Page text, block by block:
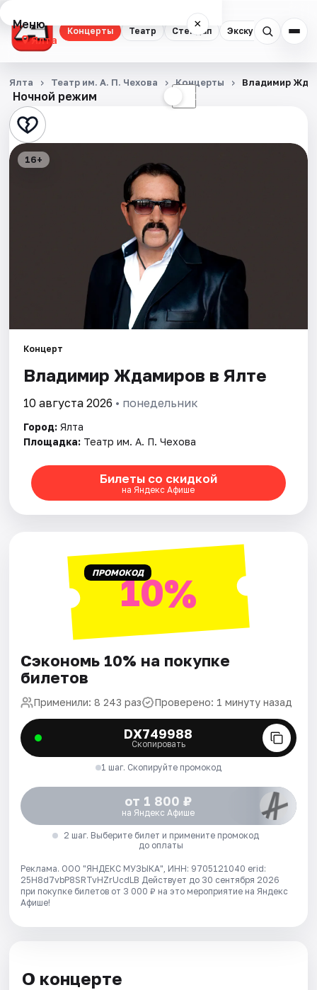
Концерты Театр Стендап Экскурсии
Меню ×
Ялта
Концерты
Театр
Стендап
Рейтинги
Ночной режим ☾
Ялта Театр им. А. П. Чехова Концерты Владимир
16+
Концерт
Владимир Ждамиров в Ялте
10 августа 2026 • понедельник
Город: Ялта
Площадка: Театр им. А. П. Чехова
Билеты со скидкой
на Яндекс Афише
ПРОМОКОД10%
Сэкономь 10% на покупке
билетов
Применили: 8 243 раз Проверено: 1 минуту назад
DX749988
Скопировать
1 шаг. Скопируйте промокод
от 1 800 ₽
на Яндекс Афише
2 шаг. Выберите билет и примените промокод
до оплаты
Реклама. ООО "ЯНДЕКС МУЗЫКА", ИНН: 9705121040 erid:
25H8d7vbP8SRTvHZrUcdLB Действует до 30 сентября 2026
при покупке билетов от 3 000 ₽ на это мероприятие на Яндекс
Афише!
О концерте